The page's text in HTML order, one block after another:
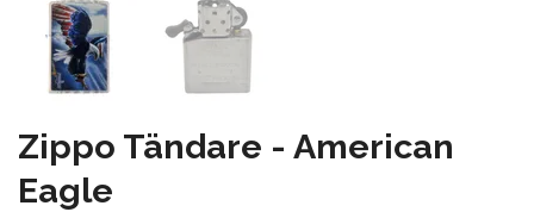
Zippo Tändare - American
Eagle